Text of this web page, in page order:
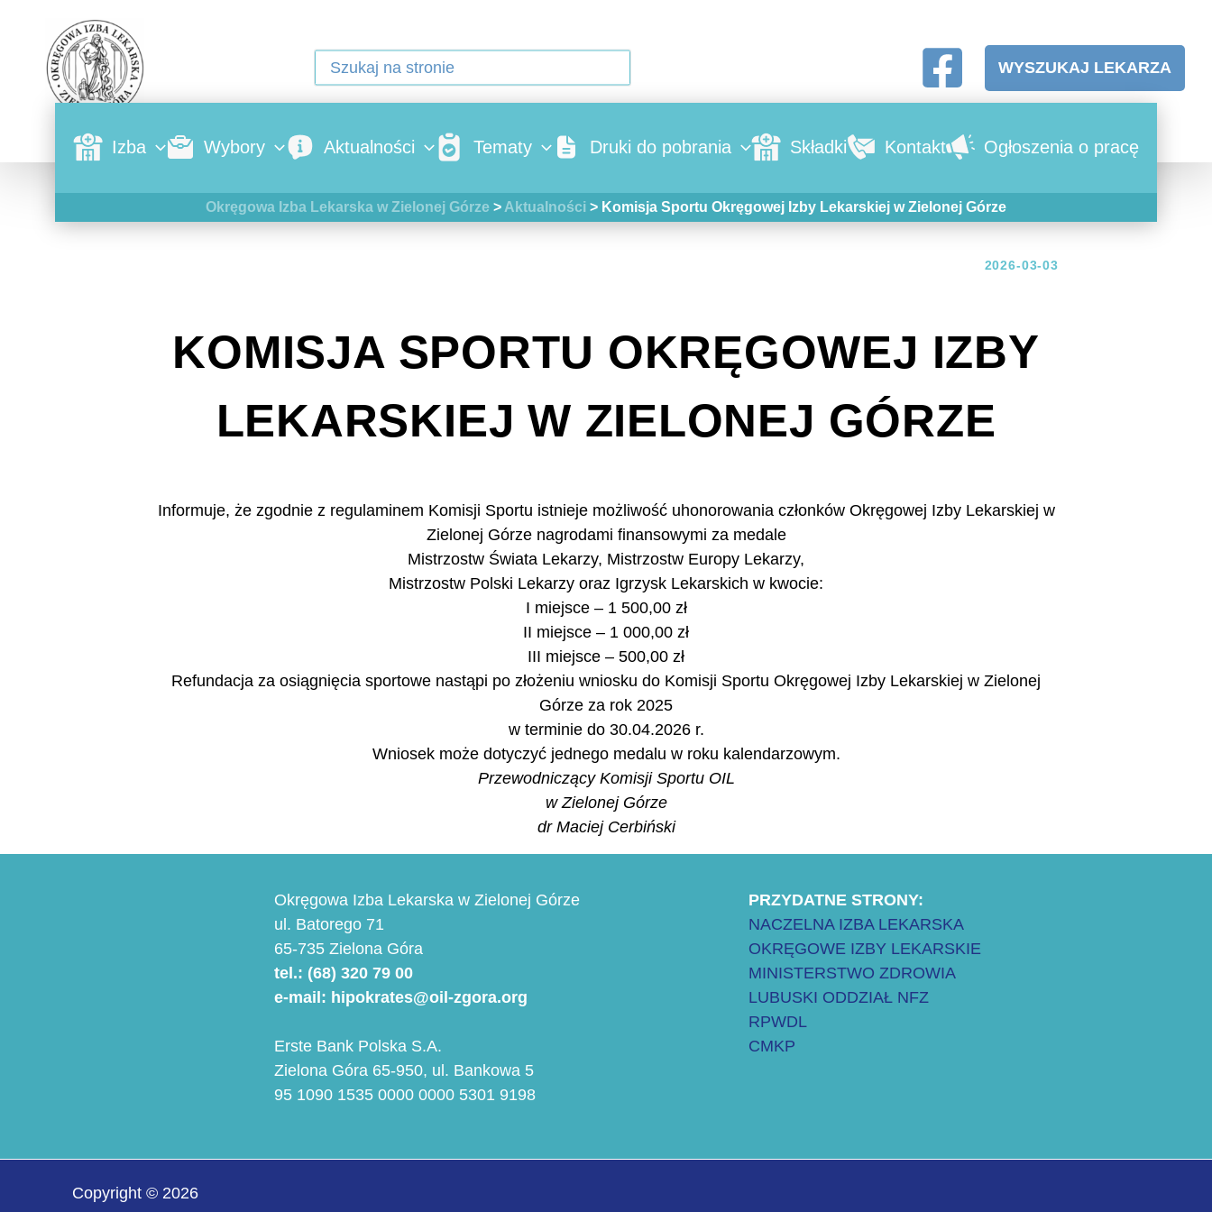
WYSZUKAJ LEKARZA
Izba Wybory Aktualności Tematy Druki do pobrania Składki Kontakt Ogłoszenia o pracę
Okręgowa Izba Lekarska w Zielonej Górze > Aktualności > Komisja Sportu Okręgowej Izby Lekarskiej w Zielonej Górze
2026-03-03
KOMISJA SPORTU OKRĘGOWEJ IZBY
LEKARSKIEJ W ZIELONEJ GÓRZE
Informuje, że zgodnie z regulaminem Komisji Sportu istnieje możliwość uhonorowania członków Okręgowej Izby Lekarskiej w
Zielonej Górze nagrodami finansowymi za medale
Mistrzostw Świata Lekarzy, Mistrzostw Europy Lekarzy,
Mistrzostw Polski Lekarzy oraz Igrzysk Lekarskich w kwocie:
I miejsce – 1 500,00 zł
II miejsce – 1 000,00 zł
III miejsce – 500,00 zł
Refundacja za osiągnięcia sportowe nastąpi po złożeniu wniosku do Komisji Sportu Okręgowej Izby Lekarskiej w Zielonej
Górze za rok 2025
w terminie do 30.04.2026 r.
Wniosek może dotyczyć jednego medalu w roku kalendarzowym.
Przewodniczący Komisji Sportu OIL
w Zielonej Górze
dr Maciej Cerbiński
Okręgowa Izba Lekarska w Zielonej Górze
ul. Batorego 71
65-735 Zielona Góra
tel.: (68) 320 79 00
e-mail: hipokrates@oil-zgora.org
Erste Bank Polska S.A.
Zielona Góra 65-950, ul. Bankowa 5
95 1090 1535 0000 0000 5301 9198
PRZYDATNE STRONY:
NACZELNA IZBA LEKARSKA
OKRĘGOWE IZBY LEKARSKIE
MINISTERSTWO ZDROWIA
LUBUSKI ODDZIAŁ NFZ
RPWDL
CMKP
Copyright © 2026